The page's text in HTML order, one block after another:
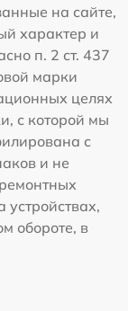
на сайте,
характер и
п. 2 ст. 437
марки
целях
с которой мы
с
и не
обороте, в